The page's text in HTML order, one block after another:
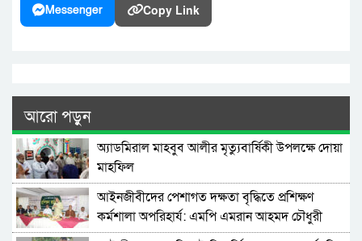
Messenger Copy Link
আরো পড়ুন
অ্যাডমিরাল মাহবুব আলীর মৃত্যুবার্ষিকী উপলক্ষে দোয়া
মাহফিল
‎আইনজীবীদের পেশাগত দক্ষতা বৃদ্ধিতে প্রশিক্ষণ
কর্মশালা অপরিহার্য: এমপি এমরান আহমদ চৌধুরী